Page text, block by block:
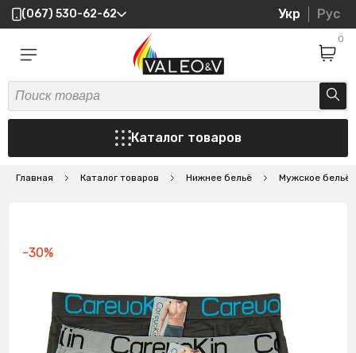
(067) 530-62-62 Укр Рус
0
Каталог товаров
Главная Каталог товаров Нижнее бельё Мужское бельё
-30%